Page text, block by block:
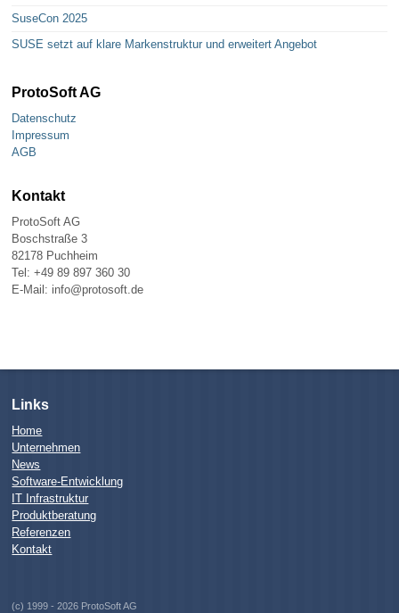
SuseCon 2025
SUSE setzt auf klare Markenstruktur und erweitert Angebot
ProtoSoft AG
Datenschutz
Impressum
AGB
Kontakt
ProtoSoft AG
Boschstraße 3
82178 Puchheim
Tel: +49 89 897 360 30
E-Mail: info@protosoft.de
Links
Home
Unternehmen
News
Software-Entwicklung
IT Infrastruktur
Produktberatung
Referenzen
Kontakt
(c) 1999 - 2026 ProtoSoft AG